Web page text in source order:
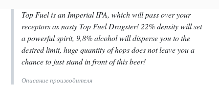
Top Fuel is an Imperial IPA, which will pass over your
receptors as nasty Top Fuel Dragster! 22% density will set
a powerful spirit, 9,8% alcohol will disperse you to the
desired limit, huge quantity of hops does not leave you a
chance to just stand in front of this beer!
Описание производителя